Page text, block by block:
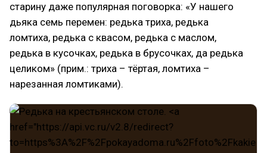
старину даже популярная поговорка: «У нашего
дьяка семь перемен: редька триха, редька
ломтиха, редька с квасом, редька с маслом,
редька в кусочках, редька в брусочках, да редька
целиком» (прим.: триха – тёртая, ломтиха –
нарезанная ломтиками).